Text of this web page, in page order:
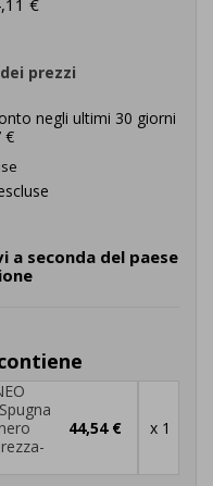
€
prezzi
negli ultimi 30 giorni
€
a seconda del paese
44,54 € x 1